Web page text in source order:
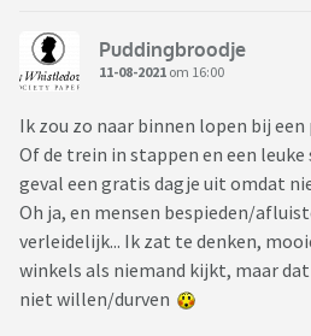
Puddingbroodje
11-08-2021 om 16:00
Ik zou zo naar binnen lopen bij
Of de trein in stappen en een
geval een gratis dagje uit omdat
Oh ja, en mensen bespieden/
verleidelijk... Ik zat te denken,
winkels als niemand kijkt, maar
niet willen/durven